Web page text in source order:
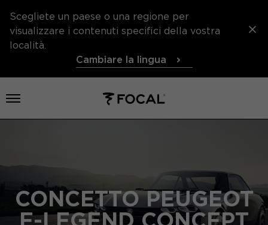
Scegliete un paese o una regione per
visualizzare i contenuti specifici della vostra
località.
Cambiare la lingua
Aprire il menu
CONCETTO PEUGEOT